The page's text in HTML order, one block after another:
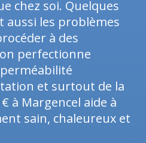
chez soi. Quelques
aussi les problèmes
à des
perfectionne
et surtout de la
à Margencel aide à
sain, chaleureux et